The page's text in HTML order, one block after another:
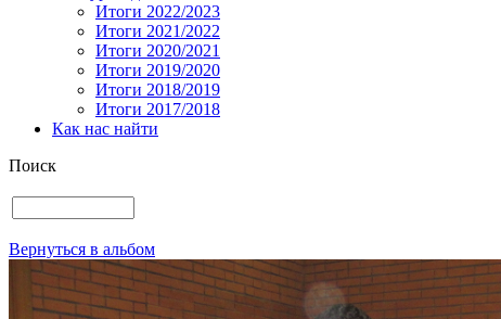
Итоги 2022/2023
Итоги 2021/2022
Итоги 2020/2021
Итоги 2019/2020
Итоги 2018/2019
Итоги 2017/2018
Как нас найти
Поиск
Вернуться в альбом